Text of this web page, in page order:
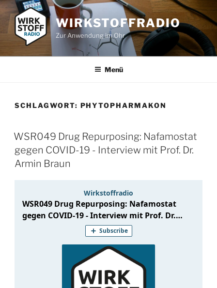
Zum
Inhalt
springen
WIRKSTOFFRADIO
Zur Anwendung im Ohr
Menü
SCHLAGWORT: PHYTOPHARMAKON
WSR049 Drug Repurposing: Nafamostat
gegen COVID-19 - Interview mit Prof. Dr.
Armin Braun